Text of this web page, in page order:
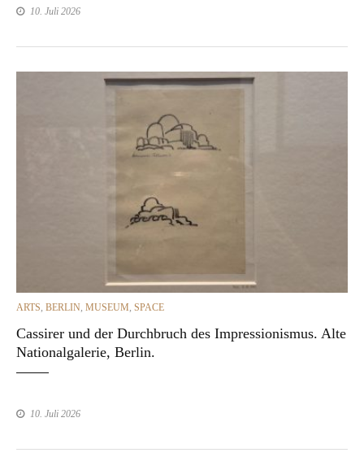
10. Juli 2026
CATEGORIES
ARTS, BERLIN, MUSEUM, SPACE
Cassirer und der Durchbruch des Impressionismus. Alte
Nationalgalerie, Berlin.
10. Juli 2026